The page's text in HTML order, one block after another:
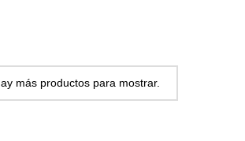
más productos para mostrar.